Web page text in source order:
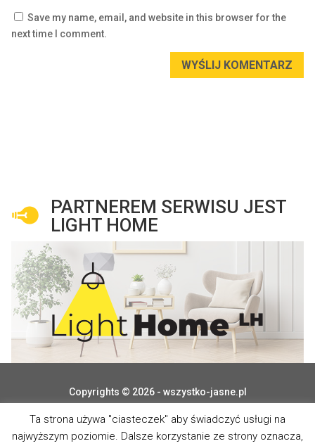
Save my name, email, and website in this browser for the
next time I comment.
WYŚLIJ KOMENTARZ
PARTNEREM SERWISU JEST
LIGHT HOME
Copyrights © 2026 - wszystko-jasne.pl
Ta strona używa "ciasteczek" aby świadczyć usługi na
najwyższym poziomie. Dalsze korzystanie ze strony oznacza,